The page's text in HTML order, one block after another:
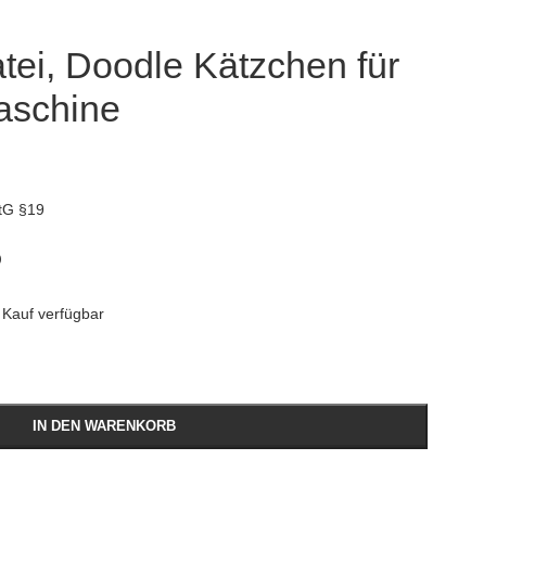
Doodle Kätzchen für
§19
verfügbar
IN DEN WARENKORB